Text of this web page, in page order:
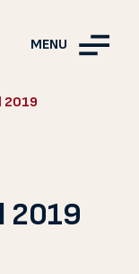
MENU
2019
2019